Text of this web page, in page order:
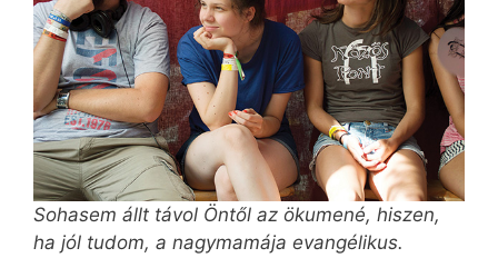
Sohasem állt távol Öntől az ökumené, hiszen,
ha jól tudom, a nagymamája evangélikus.